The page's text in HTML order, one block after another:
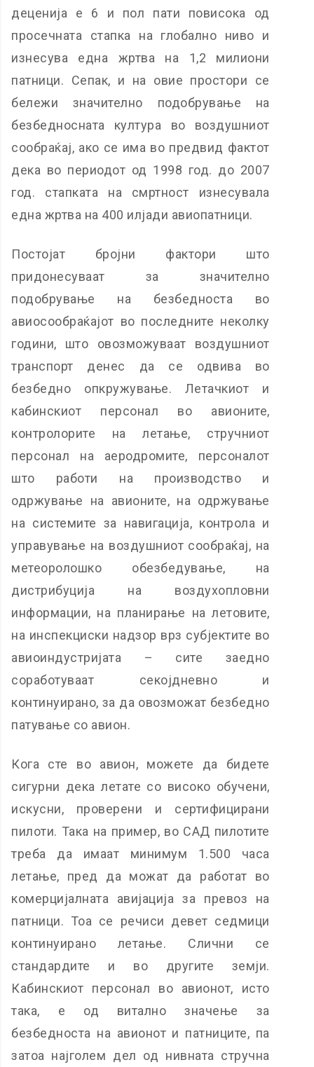
деценија е 6 и пол пати повисока од
просечната стапка на глобално ниво и
изнесува една жртва на 1,2 милиони
патници. Сепак, и на овие простори се
бележи значително подобрување на
безбедносната култура во воздушниот
сообраќај, ако се има во предвид фактот
дека во периодот од 1998 год. до 2007
год. стапката на смртност изнесувала
една жртва на 400 илјади авиопатници.
Постојат бројни фактори што
придонесуваат за значително
подобрување на безбедноста во
авиосообраќајот во последните неколку
години, што овозможуваат воздушниот
транспорт денес да се одвива во
безбедно опкружување. Летачкиот и
кабинскиот персонал во авионите,
контролорите на летање, стручниот
персонал на аеродромите, персоналот
што работи на производство и
одржување на авионите, на одржување
на системите за навигација, контрола и
управување на воздушниот сообраќај, на
метеоролошко обезбедување, на
дистрибуција на воздухопловни
информации, на планирање на летовите,
на инспекциски надзор врз субјектите во
авиоиндустријата – сите заедно
соработуваат секојдневно и
континуирано, за да овозможат безбедно
патување со авион.
Кога сте во авион, можете да бидете
сигурни дека летате со високо обучени,
искусни, проверени и сертифицирани
пилоти. Така на пример, во САД пилотите
треба да имаат минимум 1.500 часа
летање, пред да можат да работат во
комерцијалната авијација за превоз на
патници. Тоа се речиси девет седмици
континуирано летање. Слични се
стандардите и во другите земји.
Кабинскиот персонал во авионот, исто
така, е од витално значење за
безбедноста на авионот и патниците, па
затоа најголем дел од нивната стручна